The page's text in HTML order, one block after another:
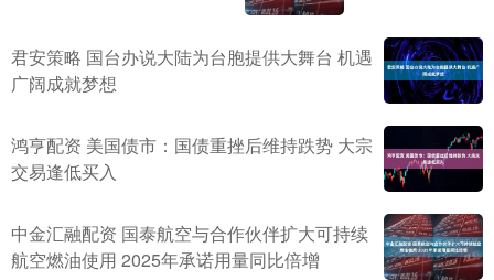
君安策略 国台办说大陆为台胞提供大舞台 机遇
广阔成就梦想
鸿亨配资 美国债市：国债重挫后维持跌势 大宗
交易逢低买入
中金汇融配资 国泰航空与合作伙伴扩大可持续
航空燃油使用 2025年承诺用量同比倍增